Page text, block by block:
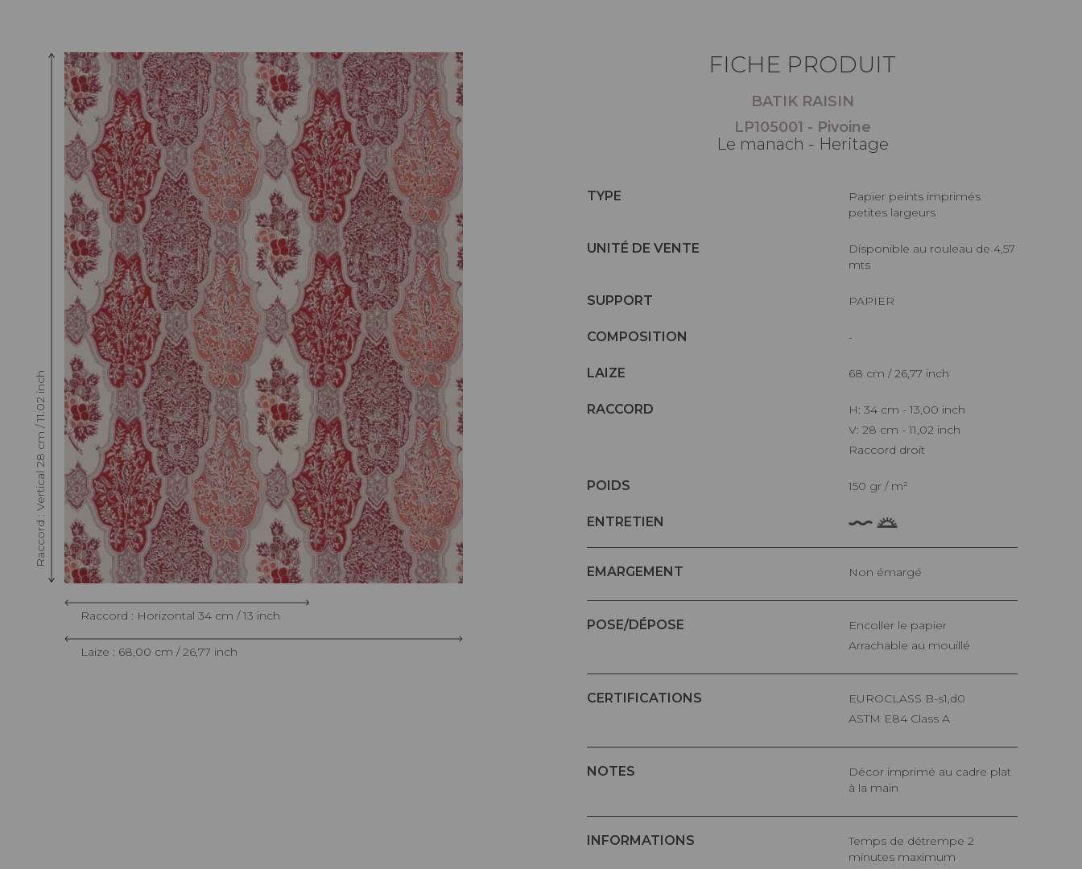
Raccord : Vertical 28 cm / 11.02 inch
Raccord : Horizontal 34 cm / 13 inch
Laize : 68,00 cm / 26,77 inch
FICHE PRODUIT
BATIK RAISIN
LP105001 - Pivoine
Le manach - Heritage
TYPE
Papier peints imprimés
petites largeurs
UNITÉ DE VENTE
Disponible au rouleau de 4,57
mts
SUPPORT PAPIER
COMPOSITION -
LAIZE 68 cm / 26,77 inch
RACCORD
H: 34 cm - 13,00 inch
V: 28 cm - 11,02 inch
Raccord droit
POIDS 150 gr / m²
ENTRETIEN
EMARGEMENT Non émargé
POSE/DÉPOSE
Encoller le papier
Arrachable au mouillé
CERTIFICATIONS
EUROCLASS B-s1,d0
ASTM E84 Class A
NOTES
Décor imprimé au cadre plat
à la main
INFORMATIONS
Temps de détrempe 2
minutes maximum